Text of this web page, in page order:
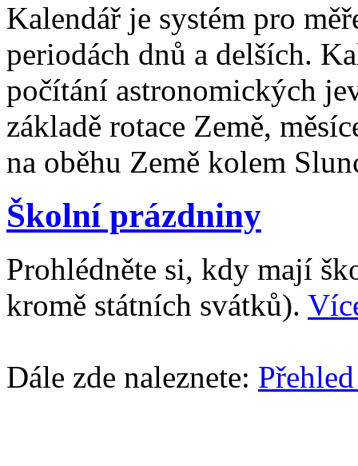
Kalendář je systém pro
periodách dnů a delších.
počítání astronomických
základě rotace Země,
na oběhu Země kolem
Školní prázdniny
Prohlédněte si, kdy mají
kromě státních svátků).
Dále zde naleznete: